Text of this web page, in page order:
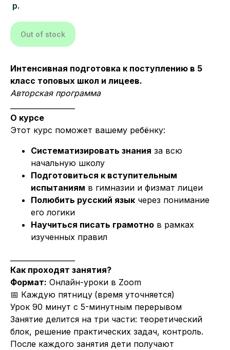
р.
Out of stock
Интенсивная подготовка к поступлению в 5
класс топовых школ и лицеев.
Авторская программа
О курсе
Этот курс поможет вашему ребёнку:
Систематизировать знания за всю
начальную школу
Подготовиться к вступительным
испытаниям в гимназии и физмат лицеи
Полюбить русский язык через понимание
его логики
Научиться писать грамотно в рамках
изученных правил
Как проходят занятия?
Формат: Онлайн-уроки в Zoom
📅 Каждую пятницу (время уточняется)
Урок 90 минут с 5-минутным перерывом
Занятие делится на три части: теоретический
блок, решение практических задач, контроль.
После каждого занятия дети получают